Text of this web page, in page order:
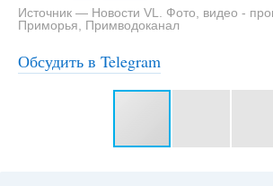
Источник — Новости VL. Фото, видео -
Приморья, Примводоканал
Обсудить в Telegram